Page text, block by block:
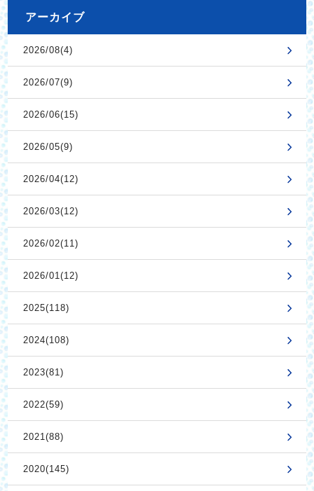
アーカイブ
2026/08(4)
2026/07(9)
2026/06(15)
2026/05(9)
2026/04(12)
2026/03(12)
2026/02(11)
2026/01(12)
2025(118)
2024(108)
2023(81)
2022(59)
2021(88)
2020(145)